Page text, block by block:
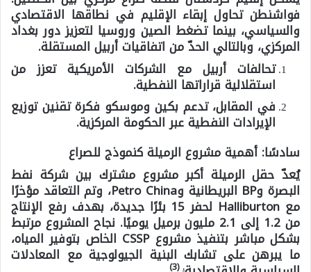
فواشنطن تحاول إبقاء الإقليم في نطاقها الاقتصادي
والسياسي، بينما تضغط الصين وروسيا لتعزيز دور بغداد
المركزي، وبالتالي الحدّ من اتفاقيات أربيل المستقلة.
تحالفات أربيل مع الشركات الأمريكية تعزز من
استقلالية قراراتها النفطية.
في المقابل، تدعم بكين وموسكو فكرة تقنين توزيع
الإيرادات النفطية عبر الحكومة المركزية.
سادسًا: أهمية مشروع الرميلة كنموذج للصراع
يُعدّ حقل الرميلة أكبر مشروع مشترك بين شركة نفط
البصرة وBP البريطانية وPetro China، وتم التعاقد مؤخرًا
مع Halliburton لحفر 15 بئرًا جديدة، بهدف رفع الإنتاج
من 1.2 إلى 2.1 مليون برميل يوميًا. نجاح المشروع مرتبط
بشكل مباشر بتنفيذ مشروع CSSP الخاص بتوفير المياه،
ما يبرهن على تشابك البنية الجيولوجية مع المعادلات
.
(3)